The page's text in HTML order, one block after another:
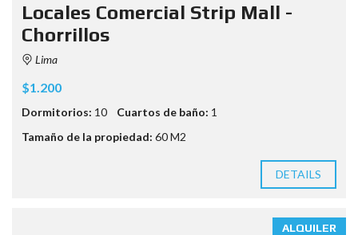
Locales Comercial Strip Mall -
Chorrillos
Lima
$1.200
Dormitorios: 10 Cuartos de baño: 1
Tamaño de la propiedad: 60 M2
DETAILS
ALQUILER